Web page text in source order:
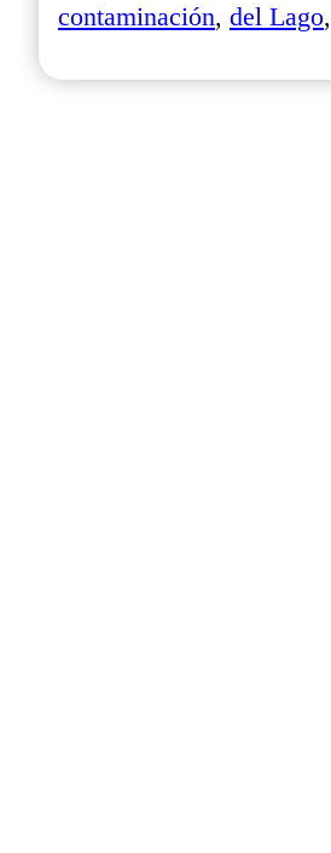
contaminación, del Lago,